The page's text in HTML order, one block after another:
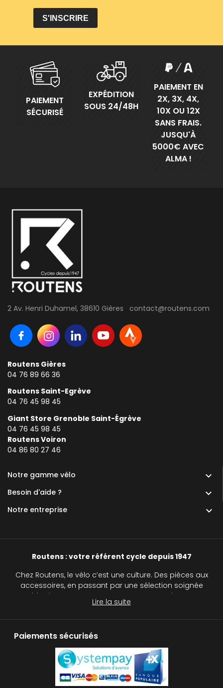
PAIEMENT
SÉCURISÉ
EXPÉDITION
SOUS 24/48H
PAIEMENT EN
2X, 3X, 4X,
10X OU 12X
SANS FRAIS.
JUSQU'À
5000€ AVEC
ALMA !
2 Av. Henri Duhamel, 38610 Gières contact@routens.com
Routens Gières
04 76 89 66 36
Routens Saint-Egrève
04 76 45 98 45
Giant Store Grenoble Saint-Égrève
04 76 45 98 45
Routens Voiron
04 86 80 27 46
Notre gamme vélo 
Besoin d'aide ? 
Notre entreprise 
Routens : votre référent cycle depuis 1947
Chez Routens, le vélo c’est une culture. Des pièces aux
accessoires, en passant par une sélection soignée
d’équipements, nous accompagnons chaque
cycliste, du passionné au curieux, sur tous les
Routens, c’est plus qu’un simple magasin de vélos :
c’est une véritable institution pour tous les passionnés
de deux roues. Avec notre réseau de cinq magasins
de cycles, nous vous accompagnons dans le choix
de votre vélo, qu’il s’agisse d’un vélo de route, d’un VTT,
Lire la suite
Paiements sécurisés